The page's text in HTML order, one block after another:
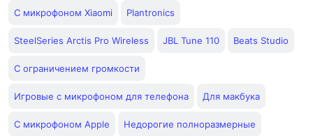
С микрофоном Xiaomi Plantronics
SteelSeries Arctis Pro Wireless JBL Tune 110 Beats Studio
С ограничением громкости
Игровые с микрофоном для телефона Для макбука
C микрофоном Apple Недорогие полноразмерные